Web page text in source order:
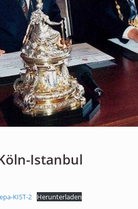
Istanbul
KIST-2 Herunterladen
Mitglied
Links &
Satzung
Unsere Spender/
KONTAKT